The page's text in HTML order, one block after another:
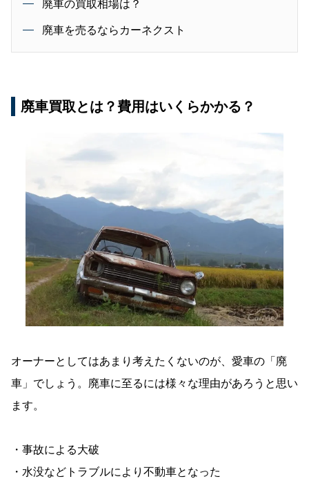
廃車の買取相場は？
廃車を売るならカーネクスト
廃車買取とは？費用はいくらかかる？
オーナーとしてはあまり考えたくないのが、愛車の「廃
車」でしょう。廃車に至るには様々な理由があろうと思い
ます。
・事故による大破
・水没などトラブルにより不動車となった